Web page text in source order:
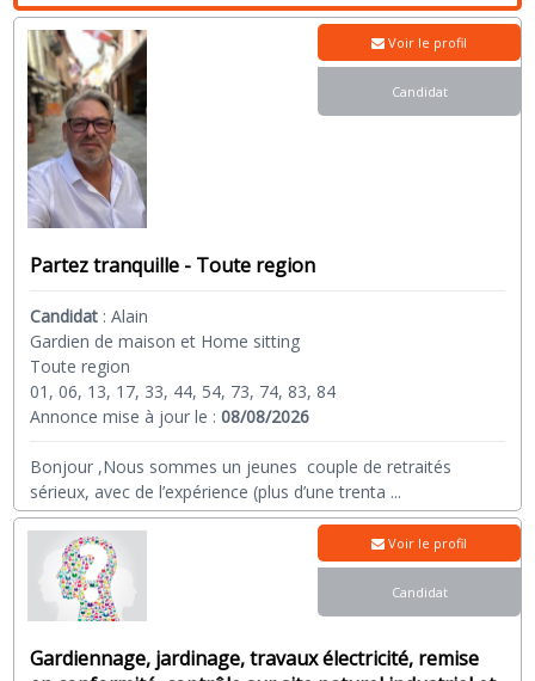
Partez tranquille - Toute region
Candidat :Alain
Gardien de maison et Home sitting
Toute region
01, 06, 13, 17, 33, 44, 54, 73, 74, 83, 84
Annonce mise à jour le :08/08/2026
Bonjour ,Nous sommes un jeunes couple de retraités
sérieux, avec de l’expérience (plus d’une trenta ...
Voir le profil
Candidat
Gardiennage, jardinage, travaux électricité, remise
Voir le profil
Candidat